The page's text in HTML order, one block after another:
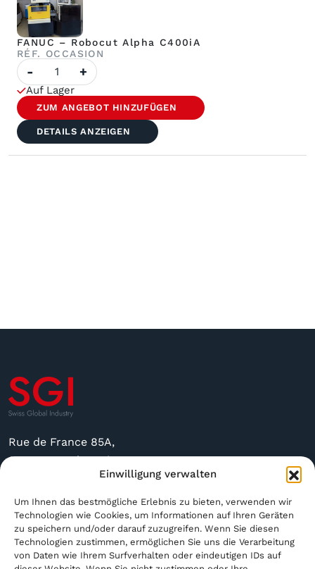
Einwilligung verwalten
Um Ihnen das bestmögliche Erlebnis zu bieten, verwenden wir
Technologien wie Cookies, um Informationen auf Ihren Geräten
zu speichern und/oder darauf zuzugreifen. Wenn Sie diesen
Technologien zustimmen, ermöglichen Sie uns die Verarbeitung
von Daten wie Ihrem Surfverhalten oder eindeutigen IDs auf
FANUC – Robocut Alpha C400iA
RÉF. OCCASION
quantité
de
FANUC
-
Robocut
Alpha
C400iA
- +
Auf Lager
ZUM ANGEBOT HINZUFÜGEN
DETAILS ANZEIGEN
Rue de France 85A,
2400 Le Locle, Suisse
+41 79 591 4756
Geöffnet von Montag bis Freitag von 8:30 bis 16:00
Uhr